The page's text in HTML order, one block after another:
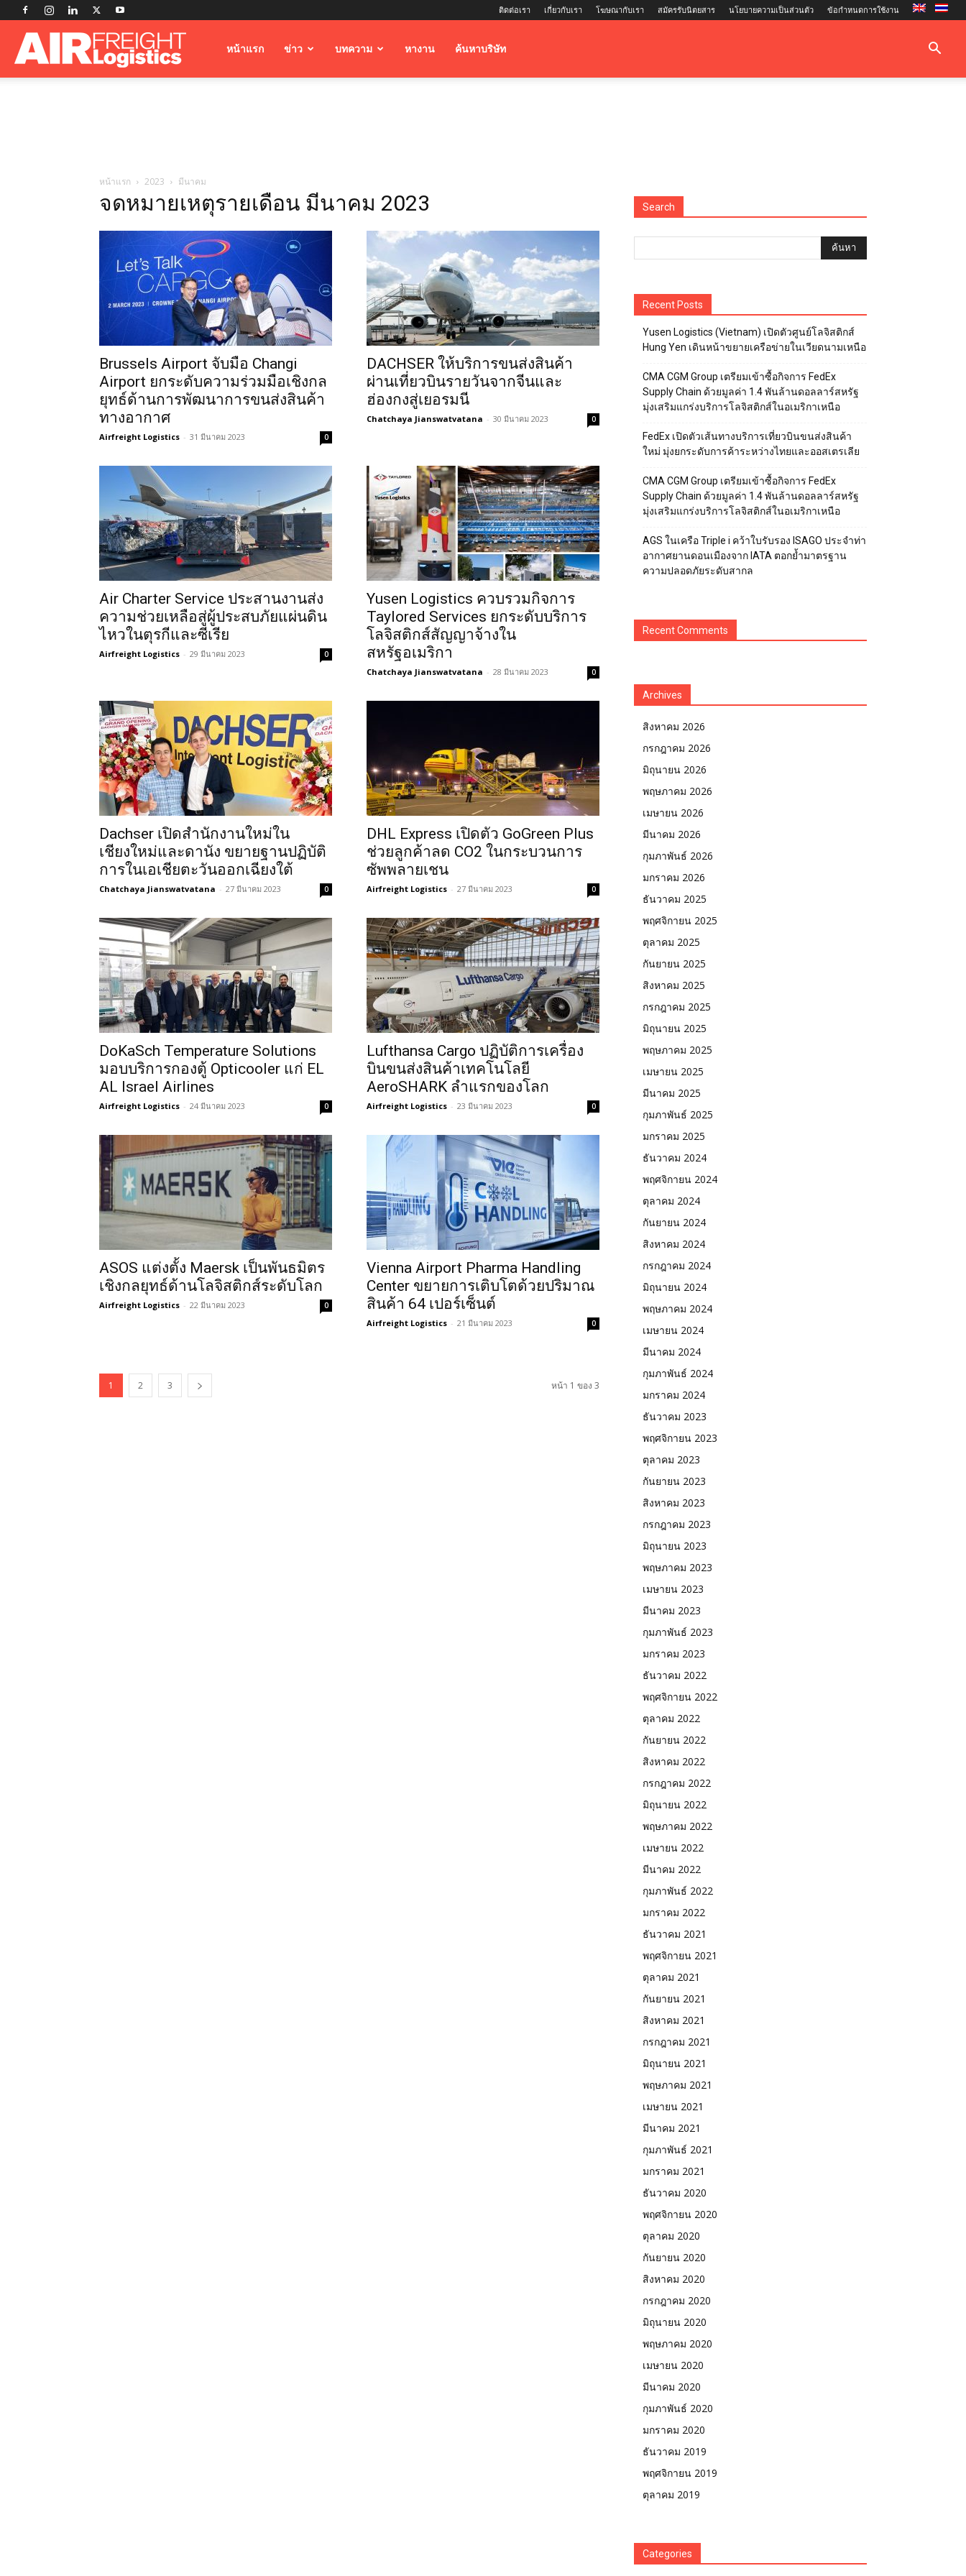
ติดต่อเรา เกี่ยวกับเรา โฆษณากับเรา สมัครรับนิตยสาร นโยบายความเป็นส่วนตัว ข้อกำหนดการใช้งาน
Airfreightหน้าแรก ข่าว บทความ หางาน ค้นหาบริษัท
หน้าแรก 2023 มีนาคม
จดหมายเหตุรายเดือน มีนาคม 2023
Brussels Airport จับมือ Changi
Airport ยกระดับความร่วมมือเชิงกล
ยุทธ์ด้านการพัฒนาการขนส่งสินค้า
ทางอากาศ
Airfreight Logistics - 31 มีนาคม 2023 0
DACHSER ให้บริการขนส่งสินค้า
ผ่านเที่ยวบินรายวันจากจีนและ
ฮ่องกงสู่เยอรมนี
Chatchaya Jianswatvatana - 30 มีนาคม 2023 0
Air Charter Service ประสานงานส่ง
ความช่วยเหลือสู่ผู้ประสบภัยแผ่นดิน
ไหวในตุรกีและซีเรีย
Airfreight Logistics - 29 มีนาคม 2023 0
Yusen Logistics ควบรวมกิจการ
Taylored Services ยกระดับบริการ
โลจิสติกส์สัญญาจ้างใน
สหรัฐอเมริกา
Chatchaya Jianswatvatana - 28 มีนาคม 2023 0
Dachser เปิดสำนักงานใหม่ใน
เชียงใหม่และดานัง ขยายฐานปฏิบัติ
การในเอเชียตะวันออกเฉียงใต้
Chatchaya Jianswatvatana - 27 มีนาคม 2023 0
DHL Express เปิดตัว GoGreen Plus
ช่วยลูกค้าลด CO2 ในกระบวนการ
ซัพพลายเชน
Airfreight Logistics - 27 มีนาคม 2023 0
DoKaSch Temperature Solutions
มอบบริการกองตู้ Opticooler แก่ EL
AL Israel Airlines
Airfreight Logistics - 24 มีนาคม 2023 0
Lufthansa Cargo ปฏิบัติการเครื่อง
บินขนส่งสินค้าเทคโนโลยี
AeroSHARK ลำแรกของโลก
Airfreight Logistics - 23 มีนาคม 2023 0
ASOS แต่งตั้ง Maersk เป็นพันธมิตร
เชิงกลยุทธ์ด้านโลจิสติกส์ระดับโลก
Airfreight Logistics - 22 มีนาคม 2023 0
Vienna Airport Pharma Handling
Center ขยายการเติบโตด้วยปริมาณ
สินค้า 64 เปอร์เซ็นต์
Airfreight Logistics - 21 มีนาคม 2023 0
1 2 3 หน้า 1 ของ 3
Search
Recent Posts
Yusen Logistics (Vietnam) เปิดตัวศูนย์โลจิสติกส์
Hung Yen เดินหน้าขยายเครือข่ายในเวียดนามเหนือ
CMA CGM Group เตรียมเข้าซื้อกิจการ FedEx
Supply Chain ด้วยมูลค่า 1.4 พันล้านดอลลาร์สหรัฐ
มุ่งเสริมแกร่งบริการโลจิสติกส์ในอเมริกาเหนือ
FedEx เปิดตัวเส้นทางบริการเที่ยวบินขนส่งสินค้า
ใหม่ มุ่งยกระดับการค้าระหว่างไทยและออสเตรเลีย
CMA CGM Group เตรียมเข้าซื้อกิจการ FedEx
Supply Chain ด้วยมูลค่า 1.4 พันล้านดอลลาร์สหรัฐ
มุ่งเสริมแกร่งบริการโลจิสติกส์ในอเมริกาเหนือ
AGS ในเครือ Triple i คว้าใบรับรอง ISAGO ประจำท่า
อากาศยานดอนเมืองจาก IATA ตอกย้ำมาตรฐาน
ความปลอดภัยระดับสากล
Recent Comments
Archives
สิงหาคม 2026
กรกฎาคม 2026
มิถุนายน 2026
พฤษภาคม 2026
เมษายน 2026
มีนาคม 2026
กุมภาพันธ์ 2026
มกราคม 2026
ธันวาคม 2025
พฤศจิกายน 2025
ตุลาคม 2025
กันยายน 2025
สิงหาคม 2025
กรกฎาคม 2025
มิถุนายน 2025
พฤษภาคม 2025
เมษายน 2025
มีนาคม 2025
กุมภาพันธ์ 2025
มกราคม 2025
ธันวาคม 2024
พฤศจิกายน 2024
ตุลาคม 2024
กันยายน 2024
สิงหาคม 2024
กรกฎาคม 2024
มิถุนายน 2024
พฤษภาคม 2024
เมษายน 2024
มีนาคม 2024
กุมภาพันธ์ 2024
มกราคม 2024
ธันวาคม 2023
พฤศจิกายน 2023
ตุลาคม 2023
กันยายน 2023
สิงหาคม 2023
กรกฎาคม 2023
มิถุนายน 2023
พฤษภาคม 2023
เมษายน 2023
มีนาคม 2023
กุมภาพันธ์ 2023
มกราคม 2023
ธันวาคม 2022
พฤศจิกายน 2022
ตุลาคม 2022
กันยายน 2022
สิงหาคม 2022
กรกฎาคม 2022
มิถุนายน 2022
พฤษภาคม 2022
เมษายน 2022
มีนาคม 2022
กุมภาพันธ์ 2022
มกราคม 2022
ธันวาคม 2021
พฤศจิกายน 2021
ตุลาคม 2021
กันยายน 2021
สิงหาคม 2021
กรกฎาคม 2021
มิถุนายน 2021
พฤษภาคม 2021
เมษายน 2021
มีนาคม 2021
กุมภาพันธ์ 2021
มกราคม 2021
ธันวาคม 2020
พฤศจิกายน 2020
ตุลาคม 2020
กันยายน 2020
สิงหาคม 2020
กรกฎาคม 2020
มิถุนายน 2020
พฤษภาคม 2020
เมษายน 2020
มีนาคม 2020
กุมภาพันธ์ 2020
มกราคม 2020
ธันวาคม 2019
พฤศจิกายน 2019
ตุลาคม 2019
Categories